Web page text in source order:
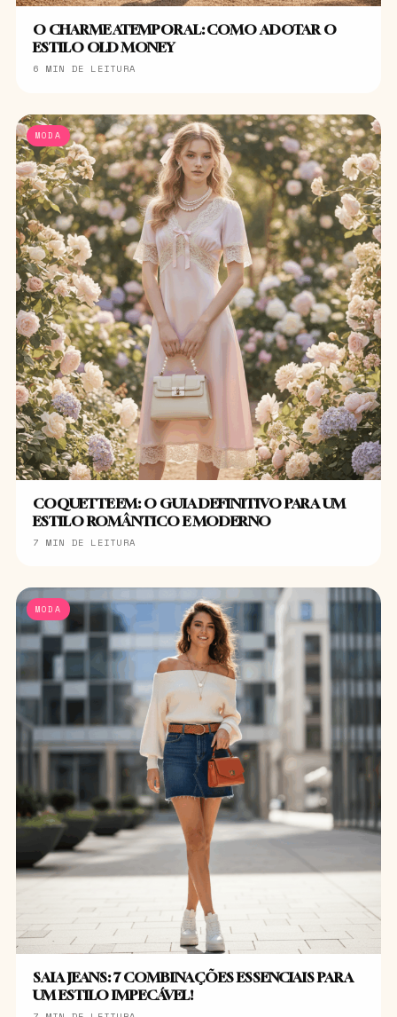
O CHARME ATEMPORAL: COMO ADOTAR O
ESTILO OLD MONEY
6 MIN DE LEITURA
MODA
COQUETTE EM: O GUIA DEFINITIVO PARA UM
ESTILO ROMÂNTICO E MODERNO
7 MIN DE LEITURA
MODA
SAIA JEANS: 7 COMBINAÇÕES ESSENCIAIS PARA
UM ESTILO IMPECÁVEL!